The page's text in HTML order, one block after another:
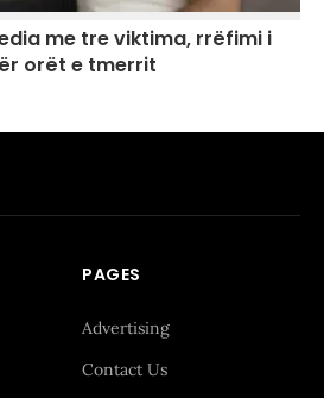
me tre viktima, rrëfimi i
orët e tmerrit
PAGES
Advertising
Contact Us